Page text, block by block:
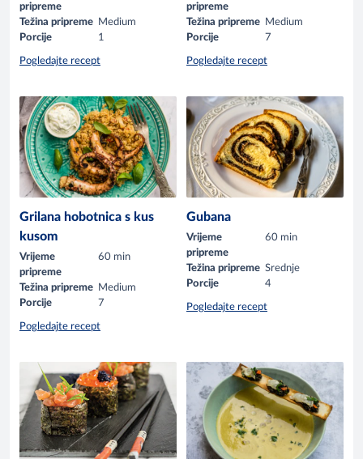
pripreme
Težina pripreme
Medium
Porcije
1
Pogledajte recept
pripreme
Težina pripreme
Medium
Porcije
7
Pogledajte recept
Grilana hobotnica s kus
kusom
Vrijeme
pripreme
60 min
Težina pripreme
Medium
Porcije
7
Pogledajte recept
Gubana
Vrijeme
pripreme
60 min
Težina pripreme Srednje
Porcije
4
Pogledajte recept